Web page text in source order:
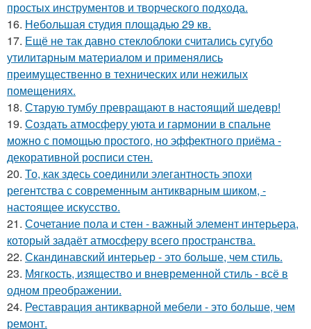
простых инструментов и творческого подхода.
16. Небольшая студия площадью 29 кв.
17. Ещё не так давно стеклоблоки считались сугубо
утилитарным материалом и применялись
преимущественно в технических или нежилых
помещениях.
18. Старую тумбу превращают в настоящий шедевр!
19. Создать атмосферу уюта и гармонии в спальне
можно с помощью простого, но эффектного приёма -
декоративной росписи стен.
20. То, как здесь соединили элегантность эпохи
регентства с современным антикварным шиком, -
настоящее искусство.
21. Сочетание пола и стен - важный элемент интерьера,
который задаёт атмосферу всего пространства.
22. Скандинавский интерьер - это больше, чем стиль.
23. Мягкость, изящество и вневременной стиль - всё в
одном преображении.
24. Реставрация антикварной мебели - это больше, чем
ремонт.